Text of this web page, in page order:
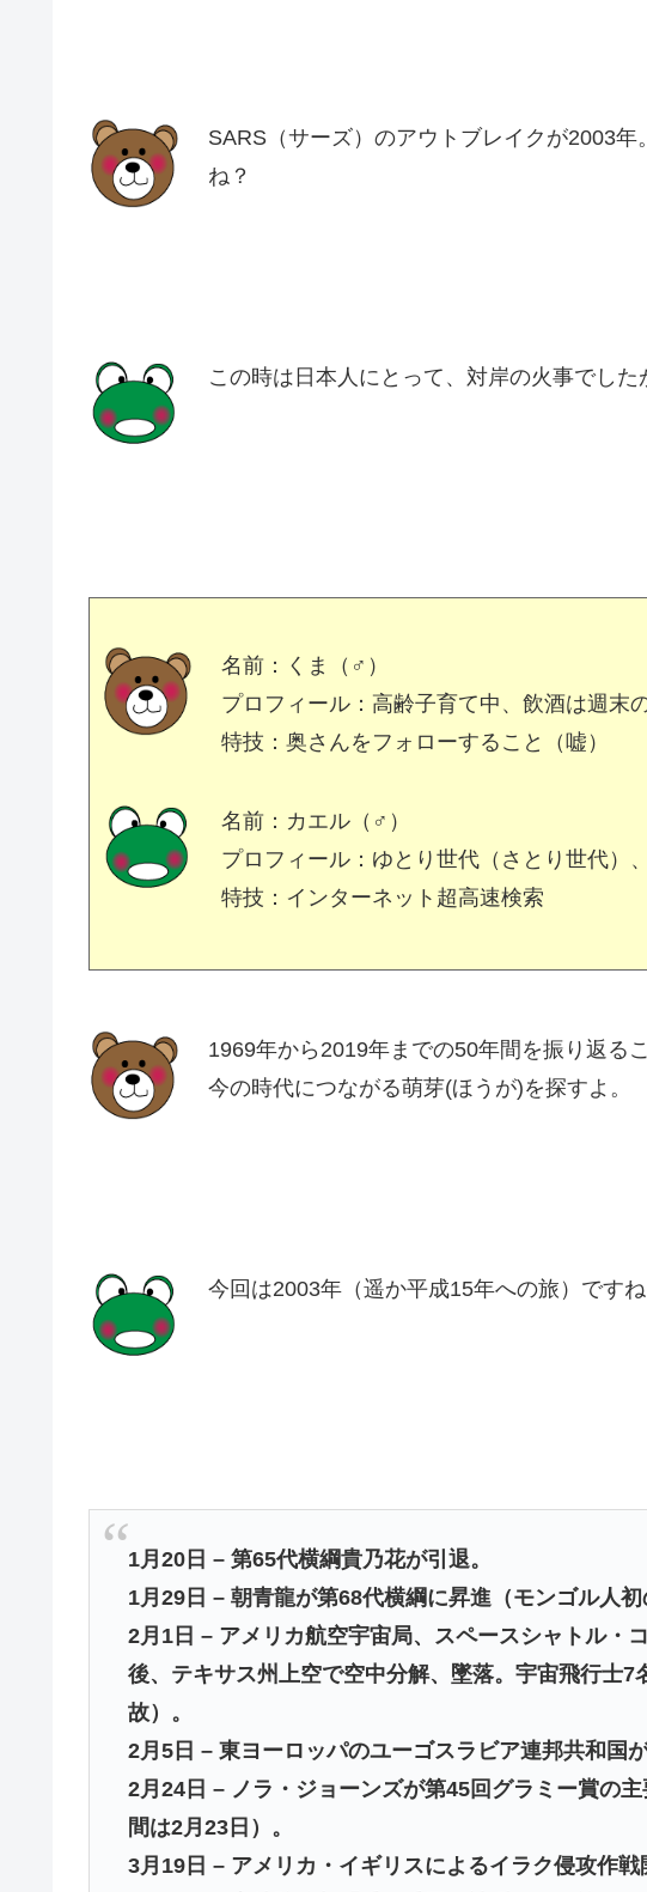
SARS（サーズ）のアウトブレイクが2003
ね？
この時は日本人にとって、対岸の火事でした
名前：くま（♂）
プロフィール：高齢子育て中、飲酒は週末
特技：奥さんをフォローすること（嘘）
名前：カエル（♂）
プロフィール：ゆとり世代（さとり世代）
特技：インターネット超高速検索
1969年から2019年までの50年間を振り返
今の時代につながる萌芽(ほうが)を探すよ。
今回は2003年（遥か平成15年への旅）ですね
1月20日 – 第65代横綱貴乃花が引退。
1月29日 – 朝青龍が第68代横綱に昇進（モンゴル人初
2月1日 – アメリカ航空宇宙局、スペースシャトル・
後、テキサス州上空で空中分解、墜落。宇宙飛行士
故）。
2月5日 – 東ヨーロッパのユーゴスラビア連邦共和国
2月24日 – ノラ・ジョーンズが第45回グラミー賞の
間は2月23日）。
3月19日 – アメリカ・イギリスによるイラク侵攻作戦